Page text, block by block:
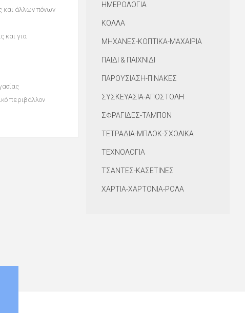
και άλλων πόνων
και για
περιβάλλον
ΗΜΕΡΟΛΟΓΙΑ
ΚΟΛΛΑ
ΜΗΧΑΝΕΣ-ΚΟΠΤΙΚΑ-ΜΑΧΑΙΡΙΑ
ΠΑΙΔΙ & ΠΑΙΧΝΙΔΙ
ΠΑΡΟΥΣΙΑΣΗ-ΠΙΝΑΚΕΣ
ΣΥΣΚΕΥΑΣΙΑ-ΑΠΟΣΤΟΛΗ
ΣΦΡΑΓΙΔΕΣ-ΤΑΜΠΟΝ
ΤΕΤΡΑΔΙΑ-ΜΠΛΟΚ-ΣΧΟΛΙΚΑ
ΤΕΧΝΟΛΟΓΙΑ
ΤΣΑΝΤΕΣ-ΚΑΣΕΤΙΝΕΣ
ΧΑΡΤΙΑ-ΧΑΡΤΟΝΙΑ-ΡΟΛΑ